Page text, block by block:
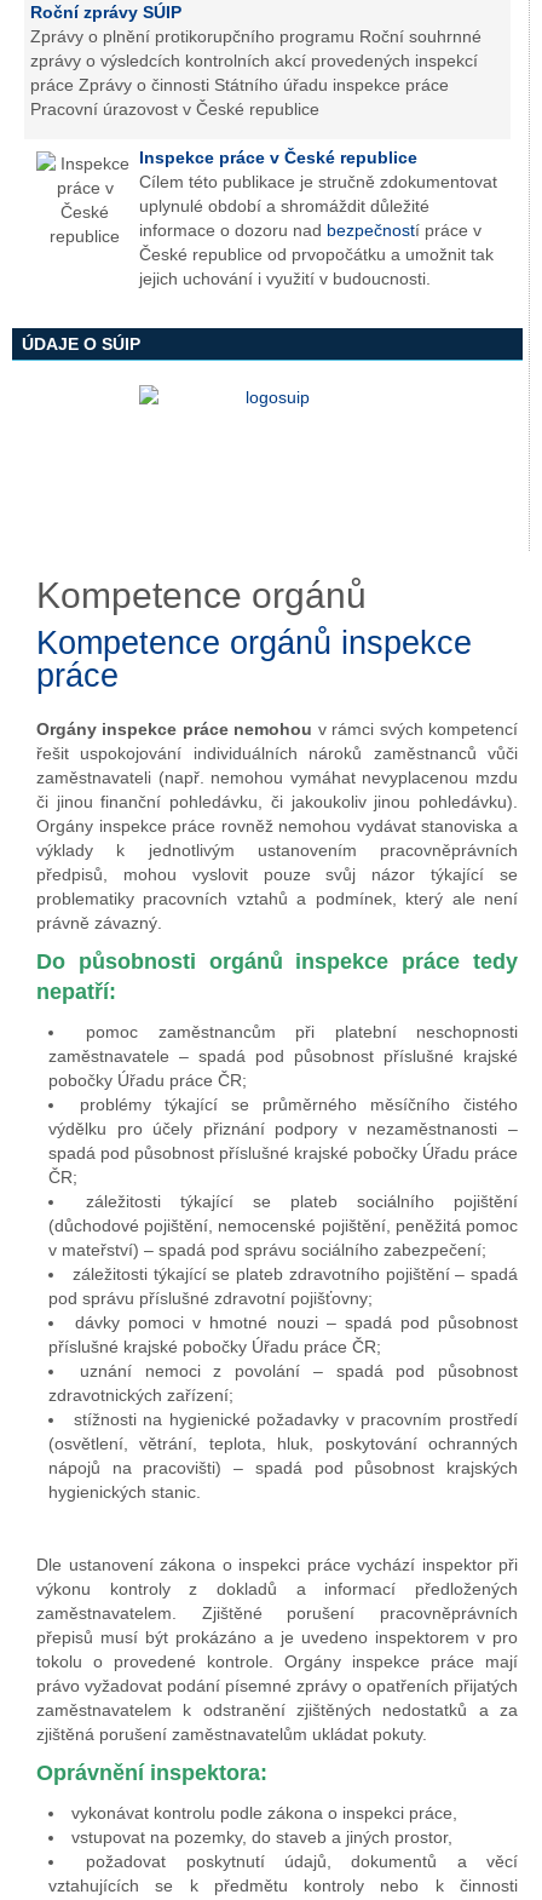
Roční zprávy SÚIP
Zprávy o plnění protikorupčního programu Roční souhrnné
zprávy o výsledcích kontrolních akcí provedených inspekcí
práce Zprávy o činnosti Státního úřadu inspekce práce
Pracovní úrazovost v České republice
Inspekce práce v České republice
Cílem této publikace je stručně zdokumentovat
uplynulé období a shromáždit důležité
informace o dozoru nad bezpečností práce v
České republice od prvopočátku a umožnit tak
jejich uchování i využití v budoucnosti.
ÚDAJE O SÚIP
Kompetence orgánů
Kompetence orgánů inspekce
práce
Orgány inspekce práce nemohou v rámci svých kompetencí
řešit uspokojování individuálních nároků zaměstnanců vůči
zaměstnavateli (např. nemohou vymáhat nevyplacenou mzdu
či jinou finanční pohledávku, či jakoukoliv jinou pohledávku).
Orgány inspekce práce rovněž nemohou vydávat stanoviska a
výklady k jednotlivým ustanovením pracovněprávních
předpisů, mohou vyslovit pouze svůj názor týkající se
problematiky pracovních vztahů a podmínek, který ale není
právně závazný.
Do působnosti orgánů inspekce práce tedy
nepatří:
pomoc zaměstnancům při platební neschopnosti
zaměstnavatele – spadá pod působnost příslušné krajské
pobočky Úřadu práce ČR;
problémy týkající se průměrného měsíčního čistého
výdělku pro účely přiznání podpory v nezaměstnanosti –
spadá pod působnost příslušné krajské pobočky Úřadu práce
ČR;
záležitosti týkající se plateb sociálního pojištění
(důchodové pojištění, nemocenské pojištění, peněžitá pomoc
v mateřství) – spadá pod správu sociálního zabezpečení;
záležitosti týkající se plateb zdravotního pojištění – spadá
pod správu příslušné zdravotní pojišťovny;
dávky pomoci v hmotné nouzi – spadá pod působnost
příslušné krajské pobočky Úřadu práce ČR;
uznání nemoci z povolání – spadá pod působnost
zdravotnických zařízení;
stížnosti na hygienické požadavky v pracovním prostředí
(osvětlení, větrání, teplota, hluk, poskytování ochranných
nápojů na pracovišti) – spadá pod působnost krajských
hygienických stanic.
Dle ustanovení zákona o inspekci práce vychází inspektor při
výkonu kontroly z dokladů a informací předložených
zaměstnavatelem. Zjištěné porušení pracovněprávních
přepisů musí být prokázáno a je uvedeno inspektorem v pro
tokolu o provedené kontrole. Orgány inspekce práce mají
právo vyžadovat podání písemné zprávy o opatřeních přijatých
zaměstnavatelem k odstranění zjištěných nedostatků a za
zjištěná porušení zaměstnavatelům ukládat pokuty.
Oprávnění inspektora:
vykonávat kontrolu podle zákona o inspekci práce,
vstupovat na pozemky, do staveb a jiných prostor,
požadovat poskytnutí údajů, dokumentů a věcí
vztahujících se k předmětu kontroly nebo k činnosti